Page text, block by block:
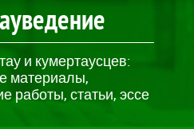
и кумертаусцев:
материалы,
работы, статьи, эссе